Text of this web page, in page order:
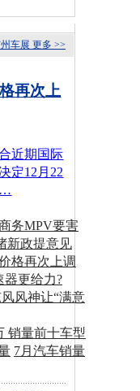
更多 >>
车展
再次上
近期国际
定12月22
…
务MPV要害
新政提意见
格再次上调
器更给力?
风神让“满意
销量前十车型
7月汽车销量